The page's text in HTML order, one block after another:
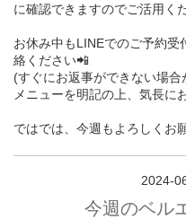
に確認できますのでご活用く
お休み中もLINEでのご予約受
絡ください📲
(すぐにお返事ができない場
メニューを明記の上、気長に
ではでは、今週もよろしくお
2024-
今週のベル